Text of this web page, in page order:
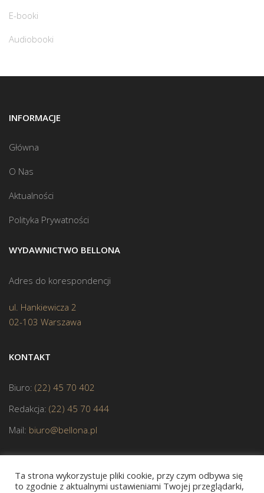
E-booki
Audiobooki
INFORMACJE
Główna
O Nas
Aktualności
Polityka Prywatności
WYDAWNICTWO BELLONA
Adres do korespondencji
ul. Hankiewicza 2
02-103 Warszawa
KONTAKT
Biuro: (22) 45 70 402
Redakcja: (22) 45 70 444
Mail: biuro@bellona.pl
Ta strona wykorzystuje pliki cookie, przy czym odbywa się
to zgodnie z aktualnymi ustawieniami Twojej przeglądarki,